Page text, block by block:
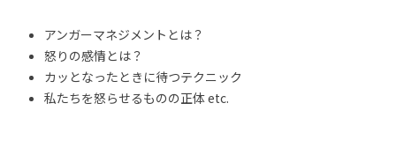
アンガーマネジメントとは？
怒りの感情とは？
カッとなったときに待つテクニック
私たちを怒らせるものの正体 etc.